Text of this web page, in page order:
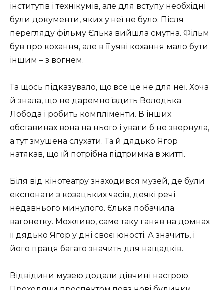
інститутів і технікумів, але для вступу необхідні
були документи, яких у неї не було. Після
перегляду фільму Єлька вийшла смутна. Фільм
був про кохання, але в її уяві кохання мало бути
іншим – з вогнем.
Та щось підказувало, що все це не для неї. Хоча
й знала, що не даремно їздить Володька
Лобода і робить компліменти. В інших
обставинах вона на нього і уваги б не звернула,
а тут змушена слухати. Та й дядько Ягор
натякав, що їй потрібна підтримка в житті.
Біля від кінотеатру знаходився музей, де були
експонати з козацьких часів, деякі речі
недавнього минулого. Єлька побачила
вагонетку. Можливо, саме таку ганяв на домнах
її дядько Ягор у дні своєї юності. А значить, і
його праця багато значить для нащадків.
Відвідини музею додали дівчині настрою.